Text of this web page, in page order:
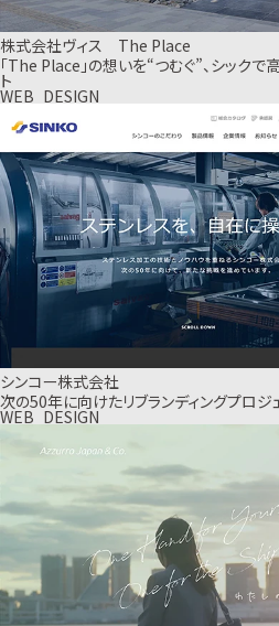
株式会社ヴィス The Place
「The Place」の想いを“つむぐ”、シック
ト
WEB_DESIGN
シンコー株式会社
次の50年に向けたリブランディングプロジ
WEB_DESIGN